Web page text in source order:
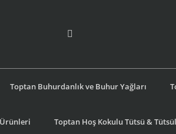
Toptan Buhurdanlık ve Buhur Yağları
Toptan Hoş Kokulu Tütsü &